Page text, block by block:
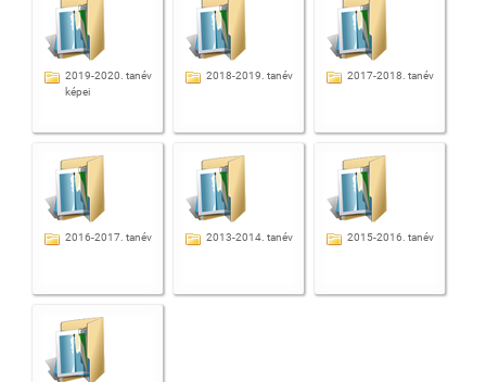
2019-2020. tanév
képei
2018-2019. tanév 2017-2018. tanév
2016-2017. tanév 2013-2014. tanév 2015-2016. tanév